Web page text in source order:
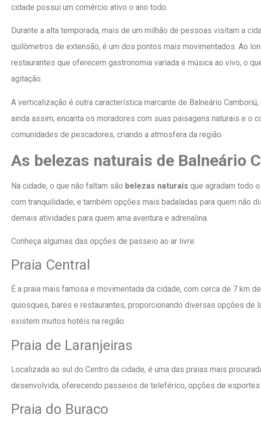
cidade possui um comércio ativo o ano todo.
Durante a alta temporada, mais de um milhão de pessoas visitam a
quilômetros de extensão, é um dos pontos mais movimentados. Ao
restaurantes que oferecem gastronomia variada e música ao vivo, o
agitação.
A verticalização é outra característica marcante de Balneário
ainda assim, encanta os moradores com suas paisagens naturais e o
comunidades de pescadores, criando a atmosfera da região.
As belezas naturais de Balneário
Na cidade, o que não faltam são belezas naturais que agradam todo
com tranquilidade; e também opções mais badaladas para quem não
demais atividades para quem ama aventura e adrenalina.
Conheça algumas das opções de passeio ao ar livre:
Praia Central
É a praia mais famosa e movimentada da cidade, com cerca de 7 km
quiosques, bares e restaurantes, proporcionando diversas opções de
existem muitos hotéis na região.
Praia de Laranjeiras
Localizada ao sul do Centro da cidade, é uma das praias mais
desenvolvida, oferecendo passeios de teleférico, opções de esportes
Praia do Buraco